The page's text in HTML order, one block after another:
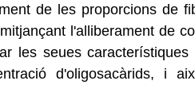
de les proporcions de
l'alliberament de
les seues
d'oligosacàrids, i